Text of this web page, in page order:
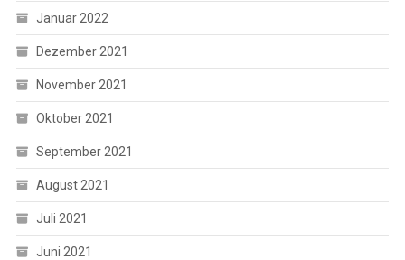
Januar 2022
Dezember 2021
November 2021
Oktober 2021
September 2021
August 2021
Juli 2021
Juni 2021